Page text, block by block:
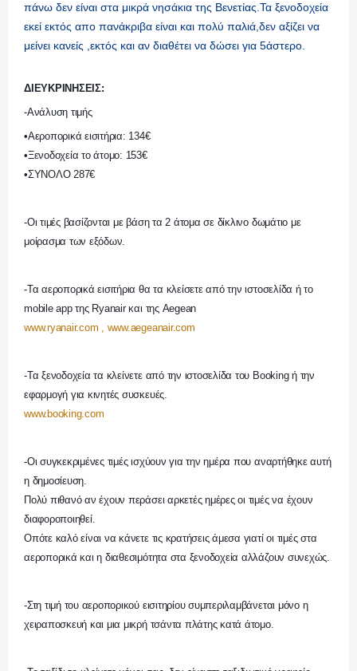
πάνω δεν είναι στα μικρά νησάκια της Βενετίας.Τα ξενοδοχεία
εκεί εκτός απο πανάκριβα είναι και πολύ παλιά,δεν αξίζει να
μείνει κανείς ,εκτός και αν διαθέτει να δώσει για 5άστερο.
ΔΙΕΥΚΡΙΝHΣΕΙΣ:
-Ανάλυση τιμής
•Αεροπορικά εισιτήρια: 134€
•Ξενοδοχεία το άτομο: 153€
•ΣΥΝΟΛΟ 287€
-Οι τιμές βασίζονται με βάση τα 2 άτομα σε δίκλινο δωμάτιο με
μοίρασμα των εξόδων.
-Τα αεροπορικά εισιτήρια θα τα κλείσετε από την ιστοσελίδα ή το
mobile app της Ryanair και της Aegean
www.ryanair.com , www.aegeanair.com
-Τα ξενοδοχεία τα κλείνετε από την ιστοσελίδα του Booking ή την
εφαρμογή για κινητές συσκευές.
www.booking.com
-Οι συγκεκριμένες τιμές ισχύουν για την ημέρα που αναρτήθηκε αυτή
η δημοσίευση.
Πολύ πιθανό αν έχουν περάσει αρκετές ημέρες οι τιμές να έχουν
διαφοροποιηθεί.
Οπότε καλό είναι να κάνετε τις κρατήσεις άμεσα γιατί οι τιμές στα
αεροπορικά και η διαθεσιμότητα στα ξενοδοχεία αλλάζουν συνεχώς.
-Στη τιμή του αεροπορικού εισιτηρίου συμπεριλαμβάνεται μόνο η
χειραποσκευή και μια μικρή τσάντα πλάτης κατά άτομο.